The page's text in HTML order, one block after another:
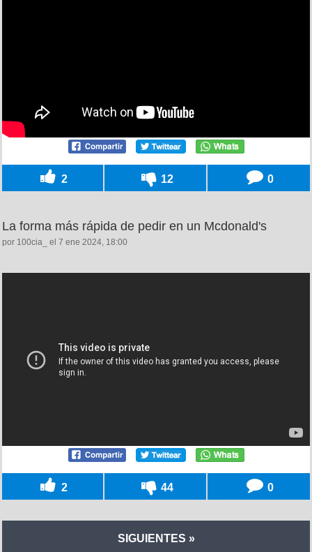
2 12 0
La forma más rápida de pedir en un Mcdonald's
por 100cia_ el 7 ene 2024, 18:00
2 44 0
SIGUIENTES »